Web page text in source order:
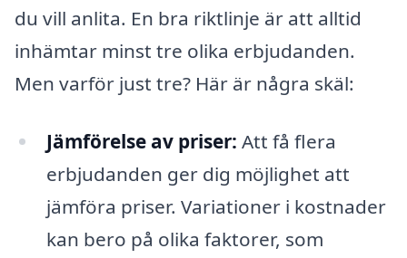
du vill anlita. En bra riktlinje är att alltid
inhämtar minst tre olika erbjudanden.
Men varför just tre? Här är några skäl:
Jämförelse av priser: Att få flera
erbjudanden ger dig möjlighet att
jämföra priser. Variationer i kostnader
kan bero på olika faktorer, som